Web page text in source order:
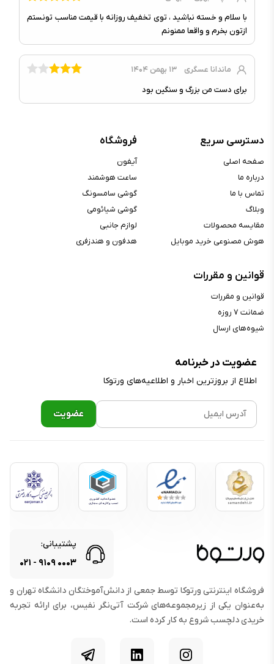
ابعاد :
۶۱.۸ گرم
مقاومت در برابر آب و گرد و غبار :
IP۶X, ضدآب تا عمق ۱۰۰ متر
نوع/جنس بند :
صفحه نمایش
صفحه نمایش لمسی :
دارد
Retina LTPO OLED
حداکثر روشنایی :
۳۰۰۰ نیت
اندازه (اینچ) :
۱.۹۸ اینچ
رزولوشن :
۵۱۴x۴۲۲ پیکسل
تراکم پیکسلی :
۳۲۶ppi
فرم صفحه نمایش :
مستطیل
سایر ویژگی‌های نمایشگر :
سیستم‌عامل
سازگاری :
اپلیکیشن انحصاری :
اپلیکیشن Watch آیفون
دارد
چیپ‌ست :
Apple S۱۰
پردازنده مرکزی :
پردازنده گرافیکی :
PowerVR
اسپیکر :
دارد
میکروفون :
دارد
با سلام و خسته نباشید ، توی تخفیف روزانه با قیمت مناسب تونستم
ازتون بخرم و واقعا ممنونم
ماندانا عسگری
۱۳ بهمن ۱۴۰۴
برای دست من بزرگ و سنگین بود
عضویت در خبرنامه
اطلاع از بروز‌ترین اخبار و اطلاعیه‌های ورتوکا
دسترسی سریع
صفحه اصلی
درباره ما
تماس با ما
وبلاگ
مقایسه محصولات
هوش مصنوعی خرید موبایل
فروشگاه
آیفون
ساعت هوشمند
گوشی سامسونگ
گوشی شیائومی
لوازم جانبی
هدفون و هندزفری
قوانین و مقررات
قوانین و مقررات
ضمانت ۷ روزه
شیوه‌های ارسال
پشتیبانی:
۰۰۰۳ ۹۱۰۹ - ۰۲۱
فروشگاه اینترنتی ورتوکا توسط جمعی از دانش‌آموختگان دانشگاه تهران و
به‌عنوان یکی از زیرمجموعه‌های شرکت آتی‌نگر نفیس، برای ارائه تجربه
خریدی دلچسب شروع به کار کرده است.
اینستاگرام لینکدین